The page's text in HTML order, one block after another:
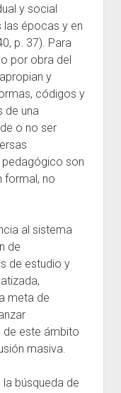
y social
las épocas y en
p. 37). Para
por obra del
y
códigos y
de una
o no ser
son
formal, no
al sistema
de
de estudio y
meta de
de este ámbito
masiva.
búsqueda de